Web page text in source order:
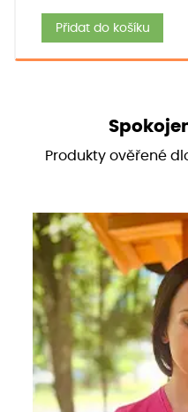
Přidat do košíku
Produkty ověřené